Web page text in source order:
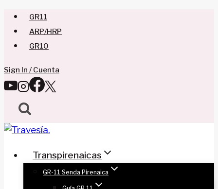
Saltar
contenido
GR11
ARP/HRP
GR10
Sign In / Cuenta
Transpirenaicas
GR-11 Senda Pirenaica